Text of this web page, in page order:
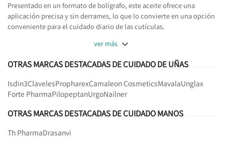
Presentado en un formato de bolígrafo, este aceite ofrece una
aplicación precisa y sin derrames, lo que lo convierte en una opción
conveniente para el cuidado diario de las cutículas.
ver más 
OTRAS MARCAS DESTACADAS DE CUIDADO DE UÑAS
Isdin3ClavelesPropharexCamaleon CosmeticsMavalaUnglax
Forte PharmaPilopeptanUrgoNailner
OTRAS MARCAS DESTACADAS DE CUIDADO MANOS
Th PharmaDrasanvi